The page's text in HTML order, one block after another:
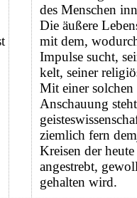
des Menschen
Die äußere
mit dem,
Impulse sucht,
kelt, seiner
Mit einer
Anschauung
ziemlich fern
Kreisen der
angestrebt,
gehalten wird.